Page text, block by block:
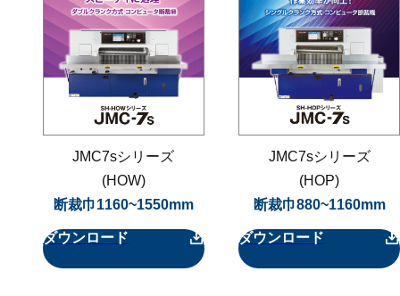
JMC7sシリーズ
(HOW)
断裁巾1160~1550mm
ダウンロード
JMC7sシリーズ
(HOP)
断裁巾880~1160mm
ダウンロード